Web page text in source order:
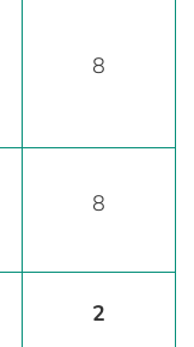
8
8
2